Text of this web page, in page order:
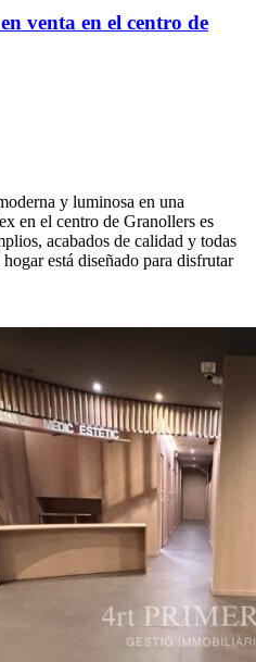
venta en el centro de
y luminosa en una
en el centro de Granollers es
acabados de calidad y todas
está diseñado para disfrutar